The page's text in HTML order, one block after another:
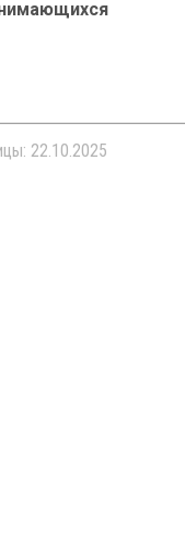
22.10.2025